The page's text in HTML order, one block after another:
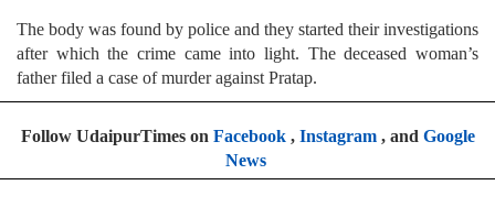
The body was found by police and they started their investigations
after which the crime came into light. The deceased woman’s
father filed a case of murder against Pratap.
Follow UdaipurTimes on Facebook, Instagram, and Google
News